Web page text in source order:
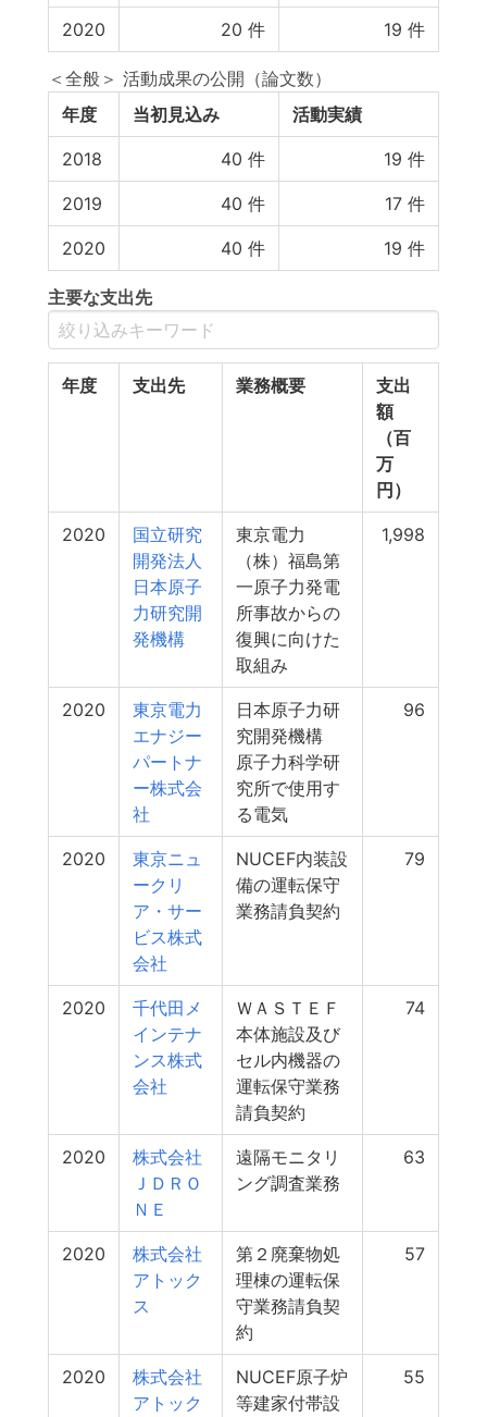
2020 20 件 19 件
＜全般＞ 活動成果の公開（論文数）
年度
当初見込み 活動実績
2018 40 件 19 件
2019 40 件 17 件
2020 40 件 19 件
主要な支出先
年度 支出先 業務概要
支出
額
（百
万
円）
2020
国立研究
開発法人
日本原子
力研究開
発機構
東京電力
（株）福島第
一原子力発電
所事故からの
復興に向けた
取組み
1,998
2020
東京電力
エナジー
パートナ
ー株式会
社
日本原子力研
究開発機構
原子力科学研
究所で使用す
る電気
96
2020
東京ニュ
ークリ
ア・サー
ビス株式
会社
NUCEF内装設
備の運転保守
業務請負契約
79
2020
千代田メ
インテナ
ンス株式
会社
ＷＡＳＴＥＦ
本体施設及び
セル内機器の
運転保守業務
請負契約
74
2020
株式会社
ＪＤＲＯ
ＮＥ
遠隔モニタリ
ング調査業務
63
2020
株式会社
アトック
ス
第２廃棄物処
理棟の運転保
守業務請負契
約
57
2020
株式会社
アトック
NUCEF原子炉
等建家付帯設
55